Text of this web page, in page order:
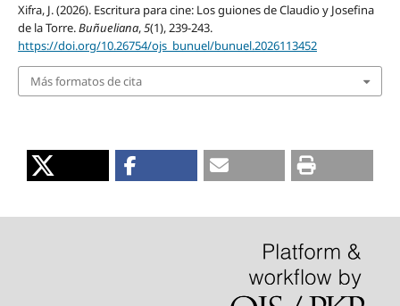
Xifra, J. (2026). Escritura para cine: Los guiones de Claudio y Josefina
de la Torre.Buñueliana,5(1), 239-243.
https://doi.org/10.26754/ojs_bunuel/bunuel.2026113452
Más formatos de cita